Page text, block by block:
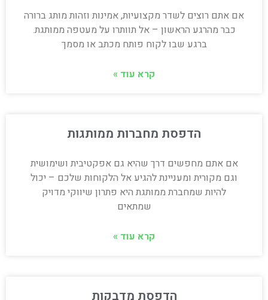
אם אתם רוצים לשדר מקצועיות, אמינות וזהות מותג ברורה
כבר מהרגע הראשון – אל תוותרו על מעטפה ממותגת.
ברגע שבו לקוח פותח מכתב או מסמך
קרא עוד »
הדפסת מחברות ממותגות
אם אתם מחפשים דרך שהיא גם אפקטיבית ושימושית
וגם מקורית ומעניינת להגיע אל הלקוחות שלכם – יכול
להיות שמחברת ממותגת היא פתרון שיווקי מדויק
שמתאים
קרא עוד »